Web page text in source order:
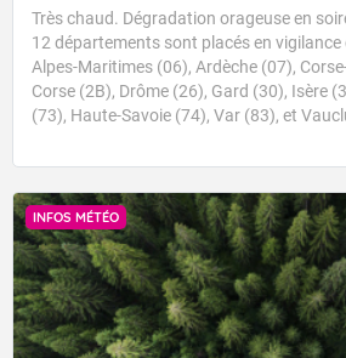
Très chaud. Dégradation orageuse en
12 départements sont placés en vigilance
Alpes-Maritimes (06), Ardèche (07),
Corse (2B), Drôme (26), Gard (30), Isère
(73), Haute-Savoie (74), Var (83), et
INFOS MÉTÉO